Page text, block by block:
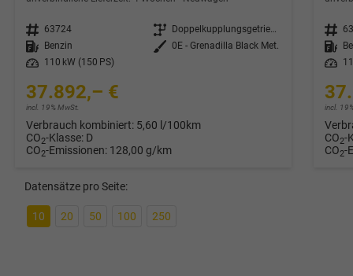
Fahrzeugnr. 63724 Getriebe
Doppelkupplungsgetriebe (DSG)
Kraftstoff
Benzin Außenfarbe 0E - Grenadilla Black Met.
Leistung
110 kW (150 PS)
37.892,– €
incl. 19% MwSt.
Verbrauch kombiniert: 5,60 l/100km
CO2-Klasse: D
CO2-Emissionen: 128,00 g/km
Fahrzeugnr.
Kraftstoff
Leistung
incl.
CO2-
CO2-
Datensätze pro Seite:
10 20 50 100 250